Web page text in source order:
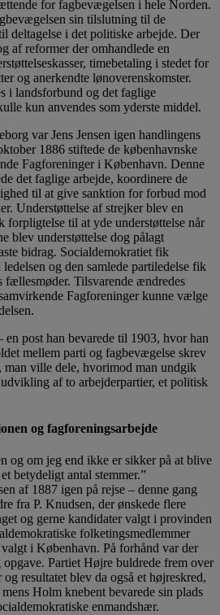
for fagbevægelsen i hele Norden.
sin tilslutning til de
deltagelse i det politiske arbejde. Der
af reformer der omhandlede en
timebetaling i stedet for
og anerkendte lønoverenskomster.
i landsforbund og det faglige
kun anvendes som yderste middel.
var Jens Jensen igen handlingens
1886 stiftede de københavnske
Fagforeninger i København. Denne
det faglige arbejde, koordinere de
til at give sanktion for forbud mod
Understøttelse af strejker blev en
forpligtelse til at yde understøttelse når
blev understøttelse dog pålagt
bidrag. Socialdemokratiet fik
og den samlede partiledelse fik
fællesmøder. Tilsvarende ændredes
Fagforeninger kunne vælge
en post han bevarede til 1903, hvor han
mellem parti og fagbevægelse skrev
man ville dele, hvorimod man undgik
af to arbejderpartier, et politisk
og fagforeningsarbejde
og om jeg end ikke er sikker på at blive
betydeligt antal stemmer.”
af 1887 igen på rejse – denne gang
fra P. Knudsen, der ønskede flere
og gerne kandidater valgt i provinden
folketingsmedlemmer
i København. På forhånd var der
Partiet Højre buldrede frem over
resultatet blev da også et højreskred,
Holm knebent bevarede sin plads
enmandshær.